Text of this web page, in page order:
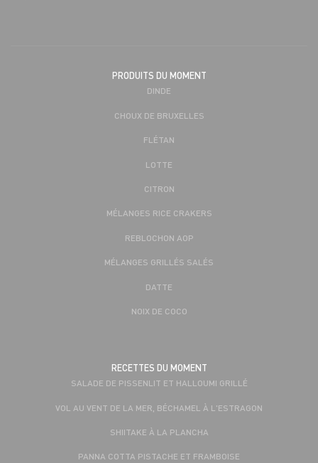
PRODUITS DU MOMENT
DINDE
CHOUX DE BRUXELLES
FLÉTAN
LOTTE
CITRON
MÉLANGES RICE CRAKERS
REBLOCHON AOP
MÉLANGES GRILLÉS SALÉS
DATTE
NOIX DE COCO
RECETTES DU MOMENT
SALADE DE PISSENLIT ET HALLOUMI GRILLÉ
VOL AU VENT DE LA MER, BÉCHAMEL À L'ESTRAGON
SHIITAKE À LA PLANCHA
PANNA COTTA PISTACHE ET FRAMBOISE